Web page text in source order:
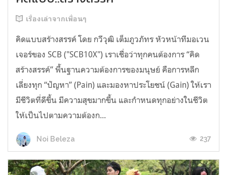
เรื่องเล่าจากเพื่อนๆ
คิดแบบสร้างสรรค์ โดย กวีวุฒิ เต็มภูวภัทร หัวหน้าทีมอเวน
เจอร์ของ SCB ("SCB10X") เราเชื่อว่าทุกคนต้องการ “คิด
สร้างสรรค์” พื้นฐานความต้องการของมนุษย์ คือการหลีก
เลี่ยงทุก “ปัญหา” (Pain) และมองหาประโยชน์ (Gain) ให้เรา
มีชีวิตที่ดีขึ้น มีความสุขมากขึ้น และกำหนดทุกอย่างในชีวิต
ให้เป็นไปตามความต้องก...
Noi Beleza 237